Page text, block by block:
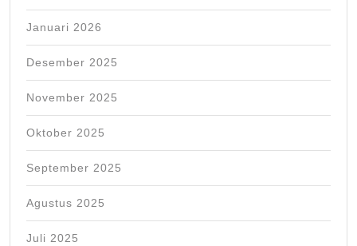
Januari 2026
Desember 2025
November 2025
Oktober 2025
September 2025
Agustus 2025
Juli 2025